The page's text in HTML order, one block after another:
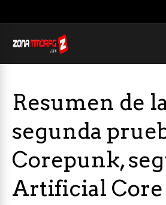
Resumen de
segunda
Corepunk,
Artificial Core